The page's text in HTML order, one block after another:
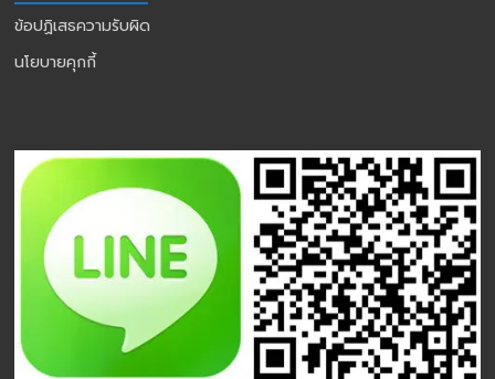
ข้อปฏิเสธความรับผิด
นโยบายคุกกี้